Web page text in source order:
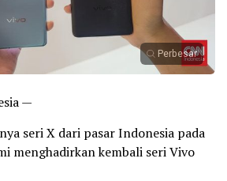
Perbesar
—
seri X dari pasar Indonesia pada
menghadirkan kembali seri Vivo